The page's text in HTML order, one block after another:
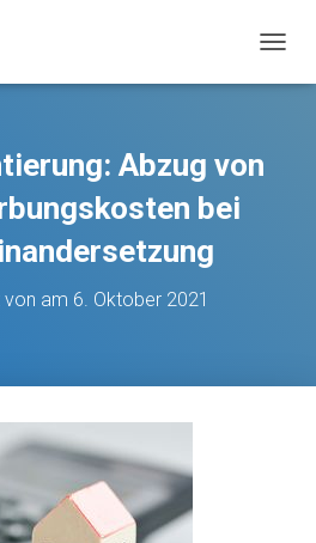
A
Abzug von
bei
am 6. Oktober 2021